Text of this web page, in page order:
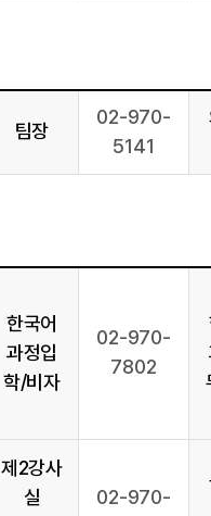
팀장
02-970-
5141
한국어
과정입
학/비자
02-970-
7802
제2강사
실
02-970-